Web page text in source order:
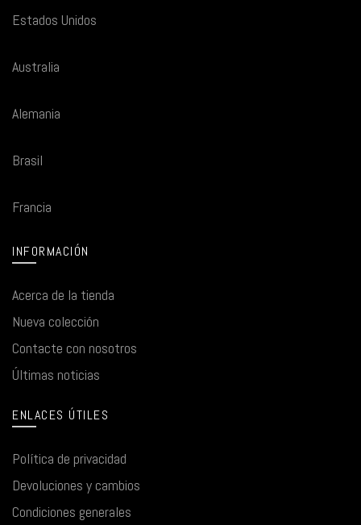
Estados Unidos
Australia
Alemania
Brasil
Francia
INFORMACIÓN
Acerca de la tienda
Nueva colección
Contacte con nosotros
Últimas noticias
ENLACES ÚTILES
Política de privacidad
Devoluciones y cambios
Condiciones generales